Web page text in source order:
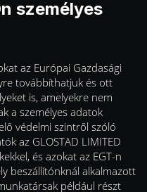
személyes
az Európai Gazdasági
továbbíthatjuk és ott
is, amelyekre nem
a személyes adatok
védelmi szintről szóló
az GLOSTAD LIMITED
és azokat az EGT-n
beszállítónknál alkalmazott
például részt